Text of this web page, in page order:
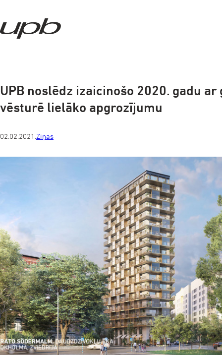
UPB noslēdz izaicinošo 2020. gadu ar
vēsturē lielāko apgrozījumu
02.02.2021. Ziņas